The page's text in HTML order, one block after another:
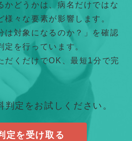
かどうかは、病名だけではな
様々な要素が影響します。
は対象になるのか？」を確認
を行っています。
だくだけでOK、最短1分で完
判定をお試しください。
定を受け取る